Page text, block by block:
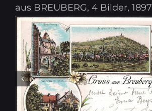
aus BREUBERG, 4 Bilder, 1897